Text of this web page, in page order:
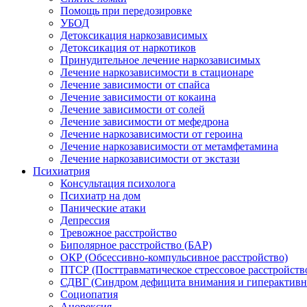
Помощь при передозировке
УБОД
Детоксикация наркозависимых
Детоксикация от наркотиков
Принудительное лечение наркозависимых
Лечение наркозависимости в стационаре
Лечение зависимости от спайса
Лечение зависимости от кокаина
Лечение зависимости от солей
Лечение зависимости от мефедрона
Лечение наркозависимости от героина
Лечение наркозависимости от метамфетамина
Лечение наркозависимости от экстази
Психиатрия
Консультация психолога
Психиатр на дом
Панические атаки
Депрессия
Тревожное расстройство
Биполярное расстройство (БАР)
ОКР (Обсессивно-компульсивное расстройство)
ПТСР (Посттравматическое стрессовое
СДВГ (Синдром дефицита внимания и
Социопатия